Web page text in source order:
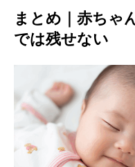
まとめ｜赤ちゃ
では残せない